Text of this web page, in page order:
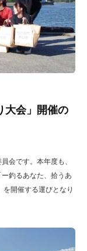
大会」開催の
会です。本年度も、
釣るあなた、拾うあ
開催する運びとなり